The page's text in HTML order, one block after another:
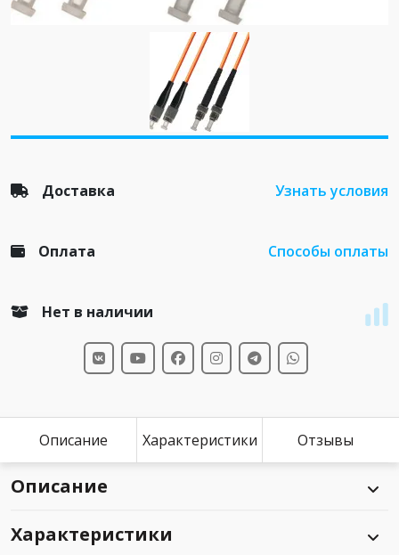
Доставка Узнать условия
Оплата Способы оплаты
Нет в наличии
Описание Характеристики Отзывы
Описание
Характеристики